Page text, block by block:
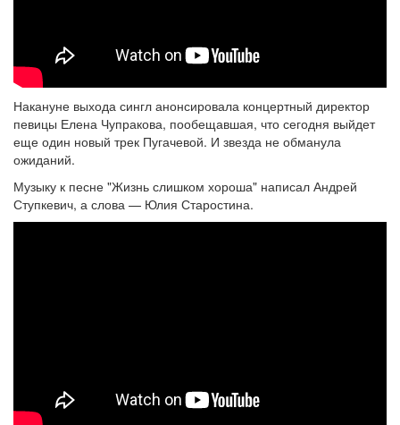
Накануне выхода сингл анонсировала концертный директор
певицы Елена Чупракова, пообещавшая, что сегодня выйдет
еще один новый трек Пугачевой. И звезда не обманула
ожиданий.
Музыку к песне "Жизнь слишком хороша" написал Андрей
Ступкевич, а слова — Юлия Старостина.